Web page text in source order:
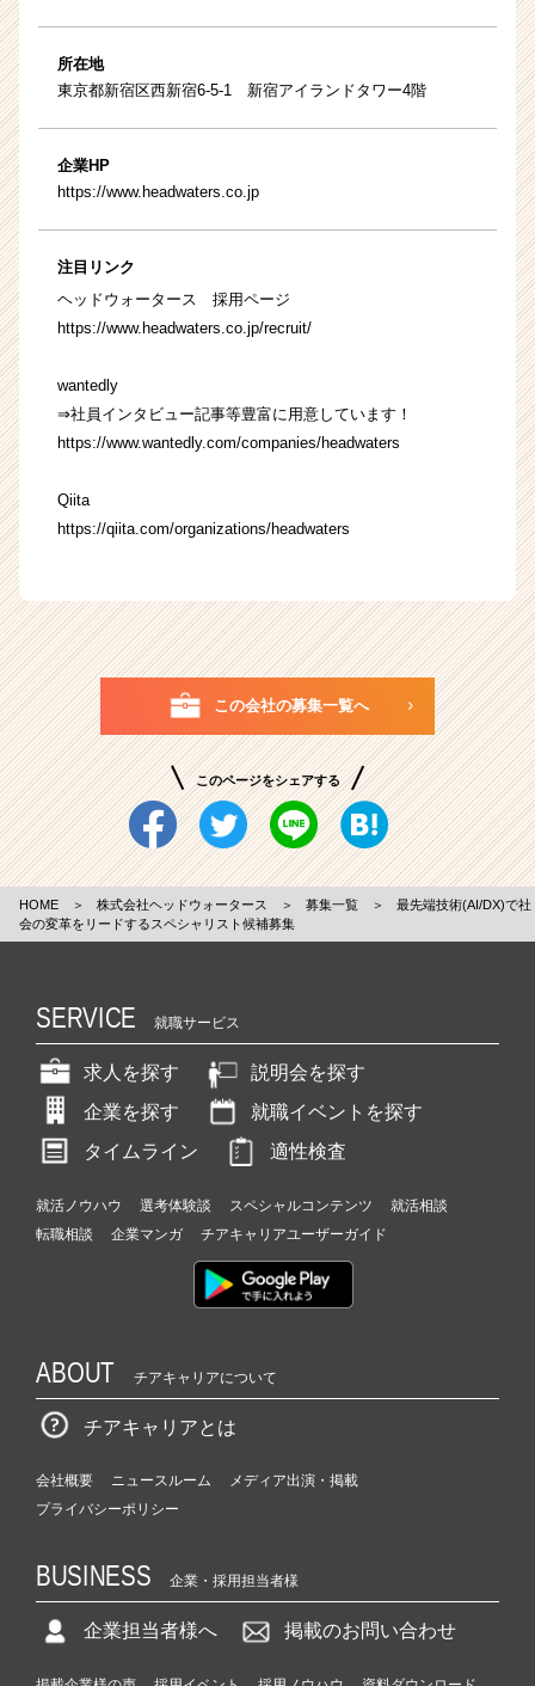
所在地
東京都新宿区西新宿6-5-1 新宿アイランドタワー4階
企業HP
https://www.headwaters.co.jp
注目リンク
ヘッドウォータース 採用ページ
https://www.headwaters.co.jp/recruit/
wantedly
⇒社員インタビュー記事等豊富に用意しています！
https://www.wantedly.com/companies/headwaters
Qiita
https://qiita.com/organizations/headwaters
この会社の募集一覧へ
このページをシェアする
HOME ＞ 株式会社ヘッドウォータース ＞ 募集一覧 ＞
最先端技術(AI/DX)で社
会の変革をリードするスペシャリスト候補募集
SERVICE 就職サービス
求人を探す
説明会を探す
企業を探す
就職イベントを探す
タイムライン
適性検査
就活ノウハウ 選考体験談 スペシャルコンテンツ
就活相談
転職相談
企業マンガ チアキャリアユーザーガイド
ABOUT チアキャリアについて
チアキャリアとは
会社概要 ニュースルーム
メディア出演・掲載
プライバシーポリシー
BUSINESS 企業・採用担当者様
企業担当者様へ 掲載のお問い合わせ